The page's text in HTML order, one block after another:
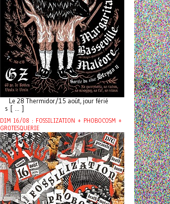
Le 28 Thermidor/15 août, jour férié
s [ ... ]
DIM 16/08 : FOSSILIZATION + PHOBOCOSM +
GROTESQUERIE